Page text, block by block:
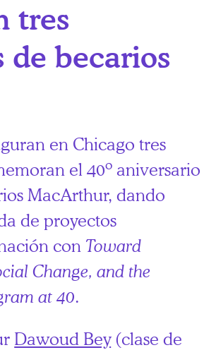
tres
de becarios
en Chicago tres
el 40º aniversario
MacArthur, dando
de proyectos
con Toward
Change, and the
at 40.
Dawoud Bey(clase de